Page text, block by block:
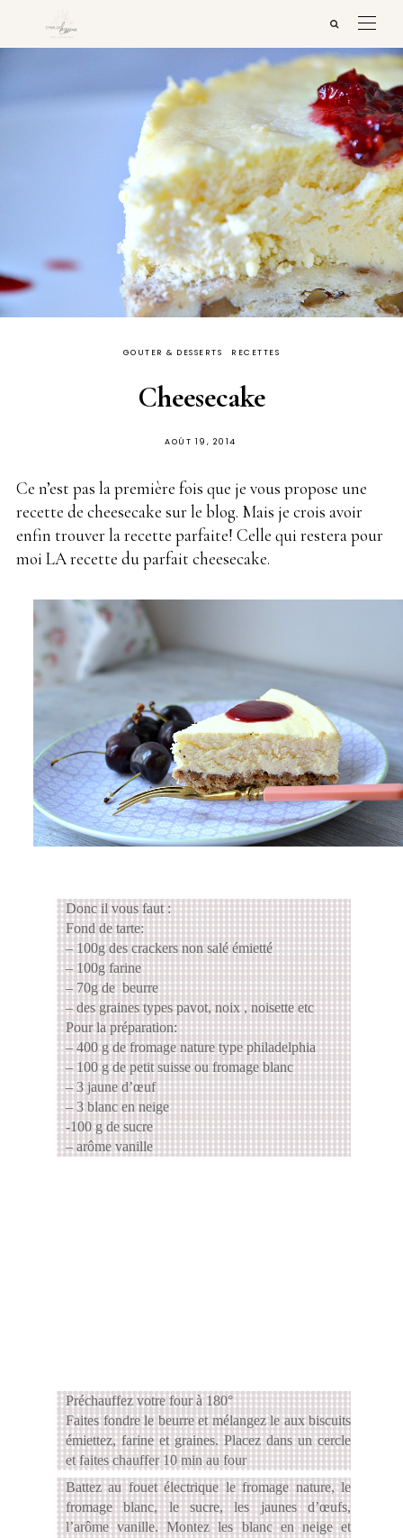
GOUTER & DESSERTS RECETTES
Cheesecake
PUBLIÉ
AOÛT 19, 2014
Ce n’est pas la première fois que je vous propose une
recette de cheesecake sur le blog. Mais je crois avoir
enfin trouver la recette parfaite! Celle qui restera pour
moi LA recette du parfait cheesecake.
Donc il vous faut :
Fond de tarte:
– 100g des crackers non salé émietté
– 100g farine
– 70g de beurre
– des graines types pavot, noix , noisette etc
Pour la préparation:
– 400 g de fromage nature type philadelphia
– 100 g de petit suisse ou fromage blanc
– 3 jaune d’œuf
– 3 blanc en neige
-100 g de sucre
– arôme vanille
Préchauffez votre four à 180°
Faites fondre le beurre et mélangez le aux biscuits
émiettez, farine et graines. Placez dans un cercle
et faites chauffer 10 min au four
Battez au fouet électrique le fromage nature, le
fromage blanc, le sucre, les jaunes d’œufs,
l’arôme vanille. Montez les blanc en neige et